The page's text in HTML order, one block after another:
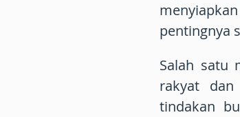
pentingnya
Salah satu
rakyat
tindakan